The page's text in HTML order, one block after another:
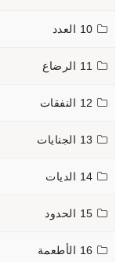
10 العدد
11 الرضاع
12 النفقات
13 الجنايات
14 الديات
15 الحدود
16 الأطعمة